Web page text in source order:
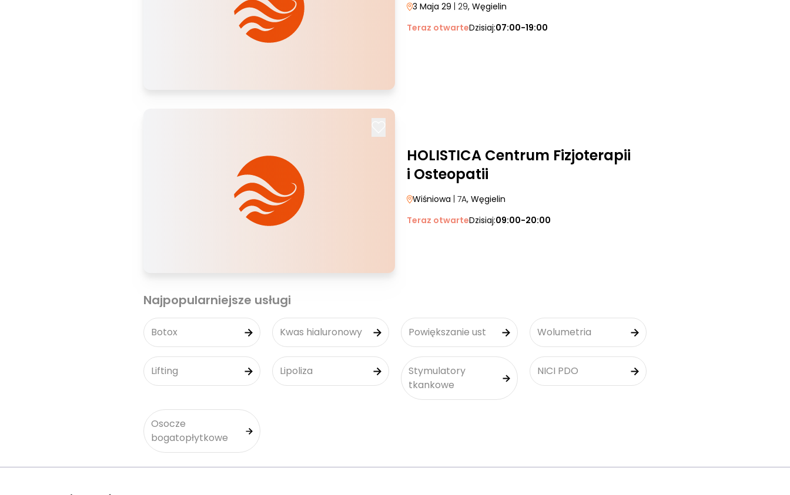
3 Maja 29 | 29, Węgielin
Teraz otwarteDzisiaj:07:00-19:00
HOLISTICA Centrum Fizjoterapii
i Osteopatii
Wiśniowa | 7A, Węgielin
Teraz otwarteDzisiaj:09:00-20:00
Najpopularniejsze usługi
Botox Kwas hialuronowy Powiększanie ust Wolumetria
Lifting Lipoliza
Stymulatory
tkankowe
NICI PDO
Osocze
bogatopłytkowe